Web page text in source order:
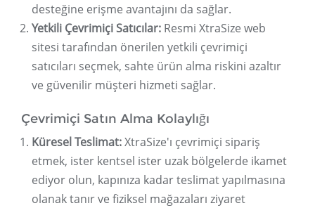
desteğine erişme avantajını da sağlar.
Yetkili Çevrimiçi Satıcılar: Resmi XtraSize web
sitesi tarafından önerilen yetkili çevrimiçi
satıcıları seçmek, sahte ürün alma riskini azaltır
ve güvenilir müşteri hizmeti sağlar.
Çevrimiçi Satın Alma Kolaylığı
Küresel Teslimat:XtraSize'ı çevrimiçi sipariş
etmek, ister kentsel ister uzak bölgelerde ikamet
ediyor olun, kapınıza kadar teslimat yapılmasına
olanak tanır ve fiziksel mağazaları ziyaret